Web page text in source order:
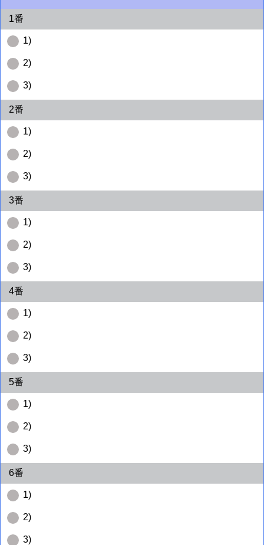
1番
1)
2)
3)
2番
1)
2)
3)
3番
1)
2)
3)
4番
1)
2)
3)
5番
1)
2)
3)
6番
1)
2)
3)